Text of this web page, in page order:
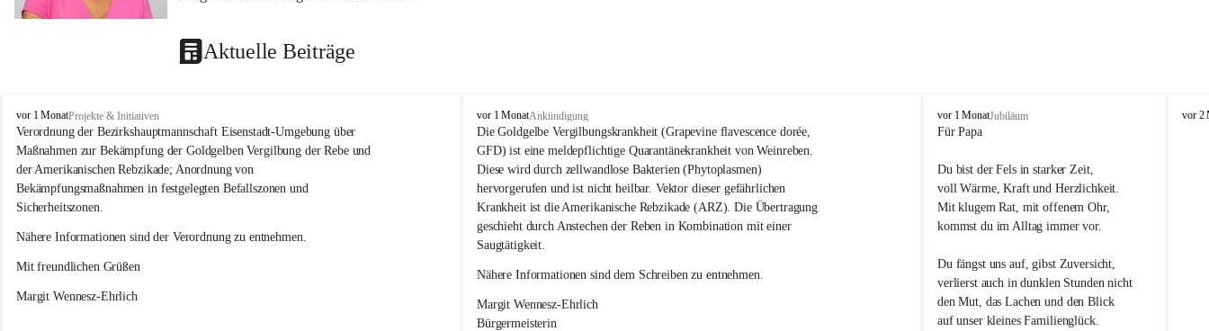
Aktuelle Beiträge
O
s
l
i
p
vor 1 MonatProjekte & Initiativen
Verordnung der Bezirkshauptmannschaft Eisenstadt-Umgebung über
Maßnahmen zur Bekämpfung der Goldgelben Vergilbung der Rebe und
der Amerikanischen Rebzikade; Anordnung von
Bekämpfungsmaßnahmen in festgelegten Befallszonen und
Sicherheitszonen.
Nähere Informationen sind der Verordnung zu entnehmen.
Mit freundlichen Grüßen
Margit Wennesz-Ehrlich
O
s
l
i
p
vor 1 MonatAnkündigung
Die Goldgelbe Vergilbungskrankheit (Grapevine flavescence dorée,
GFD) ist eine meldepflichtige Quarantänekrankheit von Weinreben.
Diese wird durch zellwandlose Bakterien (Phytoplasmen)
hervorgerufen und ist nicht heilbar. Vektor dieser gefährlichen
Krankheit ist die Amerikanische Rebzikade (ARZ). Die Übertragung
geschieht durch Anstechen der Reben in Kombination mit einer
Saugtätigkeit.
Nähere Informationen sind dem Schreiben zu entnehmen.
Margit Wennesz-Ehrlich
Bürgermeisterin
O
s
i
vor 1 MonatJubiläum
Für Papa
Du bist der Fels in starker Zeit,
voll Wärme, Kraft und Herzlichkeit.
Mit klugem Rat, mit offenem Ohr,
kommst du im Alltag immer vor.
Du fängst uns auf, gibst Zuversicht,
verlierst auch in dunklen Stunden nicht
den Mut, das Lachen und den Blick
auf unser kleines Familienglück.
O
vor 2